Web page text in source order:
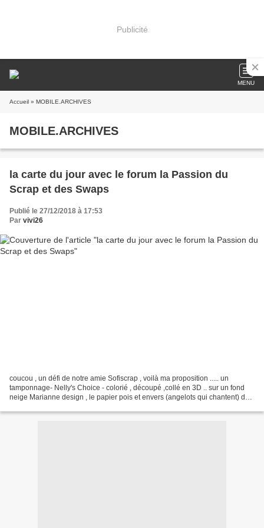
Publicité
MENU
Accueil » MOBILE.ARCHIVES
MOBILE.ARCHIVES
la carte du jour avec le forum la Passion du
Scrap et des Swaps
Publié le 27/12/2018 à 17:53
Par vivi26
coucou , un défi de notre amie Sofiscrap , voilà ma proposition ..... un
tamponnage- Nelly's Choice - colorié , découpé ,collé en 3D .. sur un fond
neige Marianne design , le papier pois et envers (angelots qui chantent) de